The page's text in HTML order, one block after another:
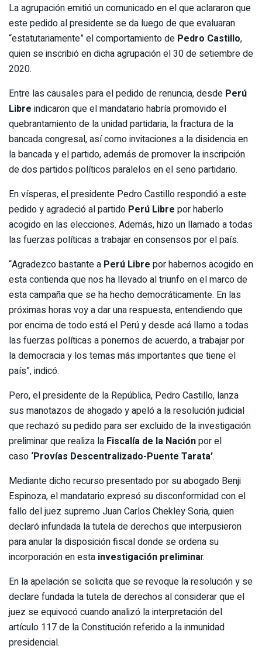
La agrupación emitió un comunicado en el que aclararon que
este pedido al presidente se da luego de que evaluaran
“estatutariamente” el comportamiento de Pedro Castillo,
quien se inscribió en dicha agrupación el 30 de setiembre de
2020.
Entre las causales para el pedido de renuncia, desde Perú
Libre indicaron que el mandatario habría promovido el
quebrantamiento de la unidad partidaria, la fractura de la
bancada congresal, así como invitaciones a la disidencia en
la bancada y el partido, además de promover la inscripción
de dos partidos políticos paralelos en el seno partidario.
En vísperas, el presidente Pedro Castillo respondió a este
pedido y agradeció al partido Perú Libre por haberlo
acogido en las elecciones. Además, hizo un llamado a todas
las fuerzas políticas a trabajar en consensos por el país.
“Agradezco bastante a Perú Libre por habernos acogido en
esta contienda que nos ha llevado al triunfo en el marco de
esta campaña que se ha hecho democráticamente. En las
próximas horas voy a dar una respuesta, entendiendo que
por encima de todo está el Perú y desde acá llamo a todas
las fuerzas políticas a ponernos de acuerdo, a trabajar por
la democracia y los temas más importantes que tiene el
país”, indicó.
Pero, el presidente de la República, Pedro Castillo, lanza
sus manotazos de ahogado y apeló a la resolución judicial
que rechazó su pedido para ser excluido de la investigación
preliminar que realiza la Fiscalía de la Naciónpor el
caso ‘Provías Descentralizado-Puente Tarata’.
Mediante dicho recurso presentado por su abogado Benji
Espinoza, el mandatario expresó su disconformidad con el
fallo del juez supremo Juan Carlos Chekley Soria, quien
declaró infundada la tutela de derechos que interpusieron
para anular la disposición fiscal donde se ordena su
incorporación en esta investigación preliminar.
En la apelación se solicita que se revoque la resolución y se
declare fundada la tutela de derechos al considerar que el
juez se equivocó cuando analizó la interpretación del
artículo 117 de la Constitución referido a la inmunidad
presidencial.